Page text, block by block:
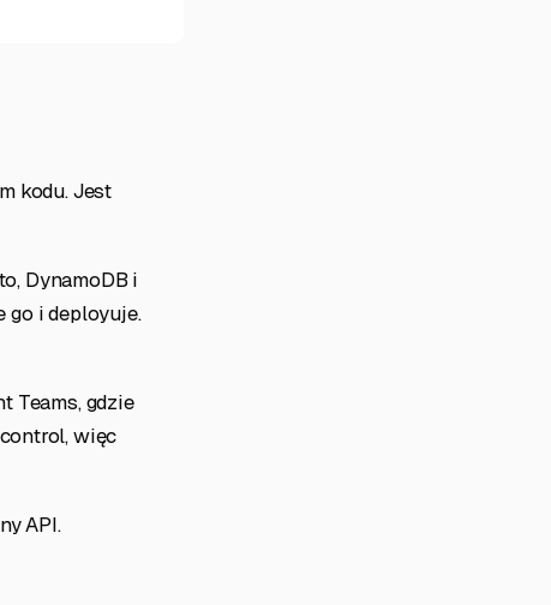
kodu. Jest
DynamoDB i
go i deployuje.
Teams, gdzie
więc
API.